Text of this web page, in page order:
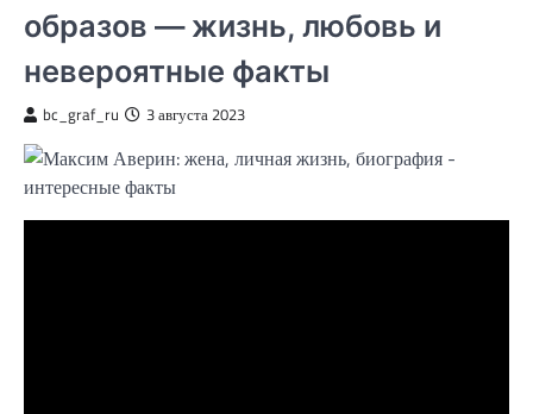
образов — жизнь, любовь и
невероятные факты
bc_graf_ru 3 августа 2023